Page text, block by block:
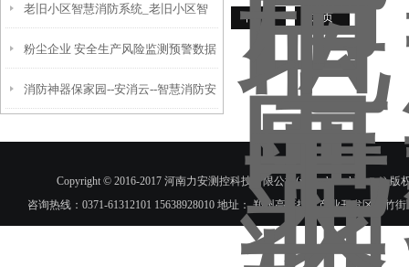
东智慧安全用电品牌
老旧小区智慧消防系统_老旧小区智
慧消防物联网监控系统
粉尘企业 安全生产风险监测预警数据
采集系统
消防神器保家园--安消云--智慧消防安
下一页 末页
Copyright © 2016-2017 河南力安测控科技有限公司(www.hnlackkj.com)
咨询热线：0371-61312101 15638928010 地址： 郑州高新技术产业开发区翠竹